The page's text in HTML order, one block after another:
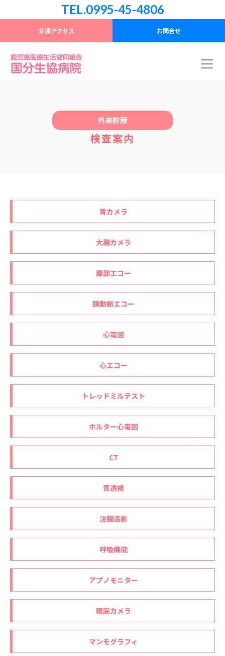
TEL.0995-45-4806
交通アクセス お問合せ
外来診療
検査案内
胃カメラ
大腸カメラ
腹部エコー
頚動脈エコー
心電図
心エコー
トレッドミルテスト
ホルター心電図
CT
胃透視
注腸造影
呼吸機能
アプノモニター
眼底カメラ
マンモグラフィ